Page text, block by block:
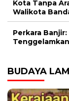
Kota Tanpa
Walikota
Perkara
BUDAYA